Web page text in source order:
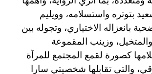
بتوتره واستسلامه، وويليم
بانعزاله الاختياري، وتجوله بين
وزينب المقموعة
كصورة لقمع المجتمع للمرآة
والتى تقابلها شخصيتي سارا